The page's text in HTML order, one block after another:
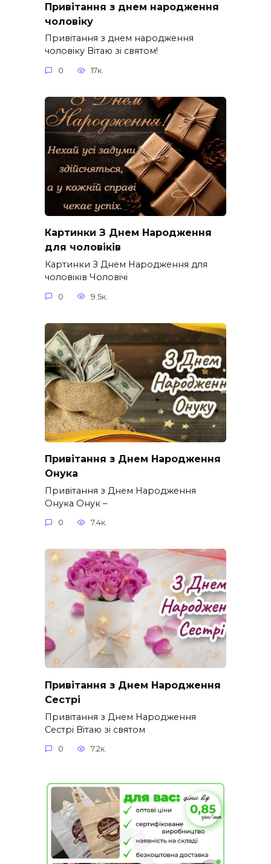
Привітання з днем народження
чоловіку
Привітання з днем народження
чоловіку Вітаю зі святом!
0 17к.
Картинки З Днем Народження
для чоловіків​
Картинки З Днем Народження для
чоловіків​ Чоловічі
0 9.5к.
Привітання з Днем Народження
Онука
Привітання з Днем Народження
Онука Онук –
0 7.4к.
Привітання з Днем Народження
Сестрі
Привітання з Днем Народження
Сестрі Вітаю зі святом
0 7.2к.